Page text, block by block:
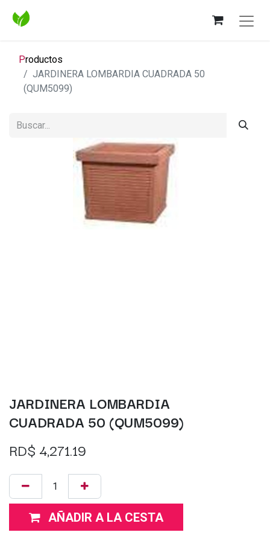
Productos
JARDINERA LOMBARDIA CUADRADA 50
(QUM5099)
JARDINERA LOMBARDIA
CUADRADA 50 (QUM5099)
RD$ 4,271.19
AÑADIR A LA CESTA